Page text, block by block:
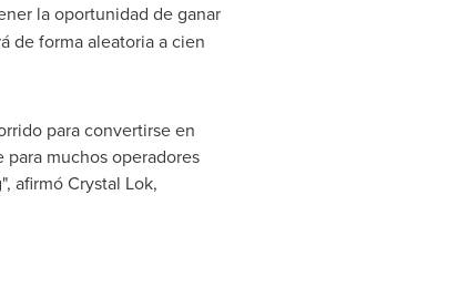
la oportunidad de ganar
de forma aleatoria a cien
para convertirse en
muchos operadores
afirmóCrystal Lok,